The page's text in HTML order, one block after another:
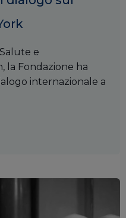
e
la Fondazione ha
internazionale a